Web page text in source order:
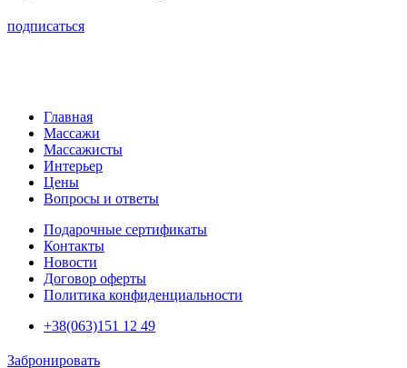
подписаться
Главная
Массажи
Массажисты
Интерьер
Цены
Вопросы и ответы
Подарочные сертификаты
Контакты
Новости
Договор оферты
Политика конфиденциальности
+38(063)151 12 49
Забронировать